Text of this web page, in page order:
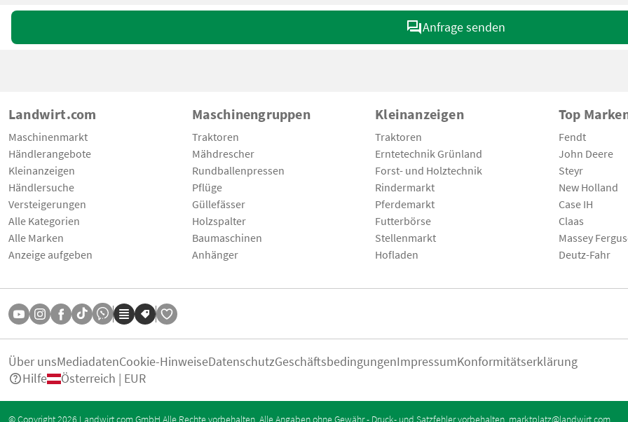
Anfrage senden
Landwirt.com
Maschinenmarkt
Händlerangebote
Kleinanzeigen
Händlersuche
Versteigerungen
Alle Kategorien
Alle Marken
Anzeige aufgeben
Maschinengruppen
Traktoren
Mähdrescher
Rundballenpressen
Pflüge
Güllefässer
Holzspalter
Baumaschinen
Anhänger
Kleinanzeigen
Traktoren
Erntetechnik Grünland
Forst- und Holztechnik
Rindermarkt
Pferdemarkt
Futterbörse
Stellenmarkt
Hofladen
Top
Fendt
John Deere
Steyr
New Holland
Case IH
Claas
Massey
Deutz-Fahr
Über unsMediadatenCookie-HinweiseDatenschutzGeschäftsbedingungenImpressumKonformitätserklärung
Hilfe
Österreich | EUR
© Copyright 2026 Landwirt.com GmbH Alle Rechte vorbehalten. Alle Angaben ohne Gewähr - Druck- und Satzfehler vorbehalten. marktplatz@landwirt.com